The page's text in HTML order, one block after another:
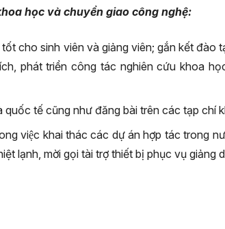
học và chuyển giao công nghệ:
cho sinh viên và giảng viên; gắn kết đào
phát triển công tác nghiên cứu khoa
tế cũng như đăng bài trên các tạp chí
việc khai thác các dự án hợp tác trong
lạnh, mời gọi tài trợ thiết bị phục vụ giảng